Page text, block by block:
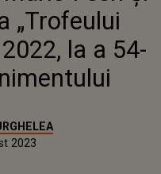
2022, LA A 54-A EDIȚIE
„Trofeului
la a 54-
2023